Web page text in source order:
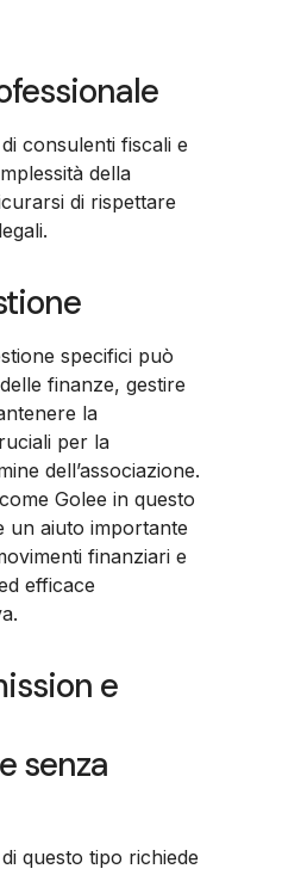
consulenti fiscali e
della
di rispettare
specifici può
finanze, gestire
la
per la
dell’associazione.
Golee in questo
un aiuto importante
finanziari e
efficace
e
senza
questo tipo richiede